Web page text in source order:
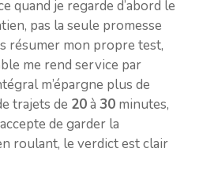
quand je regarde d’abord le
pas la seule promesse
résumer mon propre test,
me rend service par
m’épargne plus de
trajets de 20à 30 minutes,
de garder la
roulant, le verdict est clair